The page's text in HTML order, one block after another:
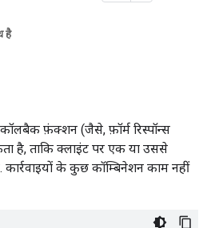
है
फ़ंक्शन (जैसे, फ़ॉर्म रिस्पॉन्स
है, ताकि क्लाइंट पर एक या उससे
कार्रवाइयों के कुछ कॉम्बिनेशन काम नहीं